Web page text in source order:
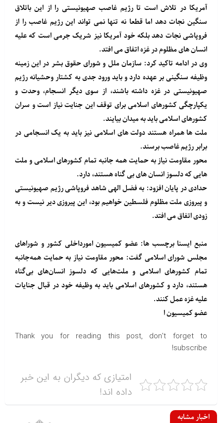
آمریکا در تلاش است تا رژیم غاصب صهیونیستی را از این باتلاق
سنگین نجات دهد اما قطعا نه تنها نمی تواند این رژیم غاصب را از
فروپاشی نجات دهد بلکه خود آمریکا نیز شریک جرمی است که علیه
انسان های مظلوم در غزه اتفاق می افتد.
وی در ادامه تاکید کرد: سازمان ملل و شورای حقوق بشر در این زمینه
وظیفه سنگینی بر عهده دارد و باید ورود جدی به کشتار وحشیانه رژیم
صهیونیستی در غزه داشته باشند، از سوی دیگر انسجام، وحدت و
یکپارچگی کشورهای اسلامی برای توقف این جنایت نیاز است و سران
کشورهای اسلامی باید به میدان بیایند.
ملت ها همراه هستند دولت های اسلامی نیز باید به یک انسجامی در
برابر رژیم غاصب برسند.
محور مقاومت نیاز به حمایت همه جانبه تمام کشورهای اسلامی و ملت
هایی که دلسوز انسان های بی گناه هستند، دارد.
حدادی در پایان افزود: به فضل الهی شاهد فروپاشی رژیم صهیونیستی
و پیروزی ملت مظلوم فلسطین خواهیم بود، این پیروزی دیر نیست و به
زودی اتفاق می افتد.
منبع ایسنا برچسب ها: عضو کمیسیون امورداخلی کشور و شوراهای
مجلس شورای اسلامی گفت: محور مقاومت نیاز به حمایت همه‌جانبه
تمام کشورهای اسلامی و ملت‌هایی که دلسوز انسان‌های بی‌گناه
هستند، دارد و کشورهای اسلامی باید به وظیفه خود در قبال جنایات
علیه غزه عمل کنند.
عضو کمیسیون ا
Thank you for reading this post, don't forget to
subscribe!
امتیازی که دیگران به این خبر
داده اند!
اخبار مشابه